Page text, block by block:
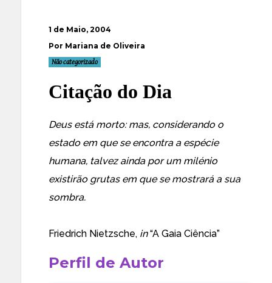
1 de Maio, 2004
Por Mariana de Oliveira
Não categorizado
Citação do Dia
Deus está morto: mas, considerando o
estado em que se encontra a espécie
humana, talvez ainda por um milénio
existirão grutas em que se mostrará a sua
sombra.
Friedrich Nietzsche, in“A Gaia Ciência”
Perfil de Autor